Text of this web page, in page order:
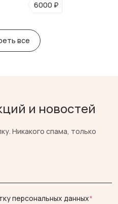
6000 ₽
все
и новостей
Никакого спама, только
персональных данных*